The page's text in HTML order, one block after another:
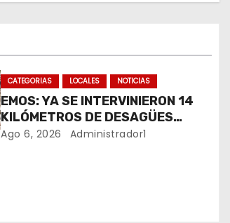
CATEGORIAS LOCALES NOTICIAS
EMOS: YA SE INTERVINIERON 14
KILÓMETROS DE DESAGÜES
PLUVIALES
Ago 6, 2026 Administrador1